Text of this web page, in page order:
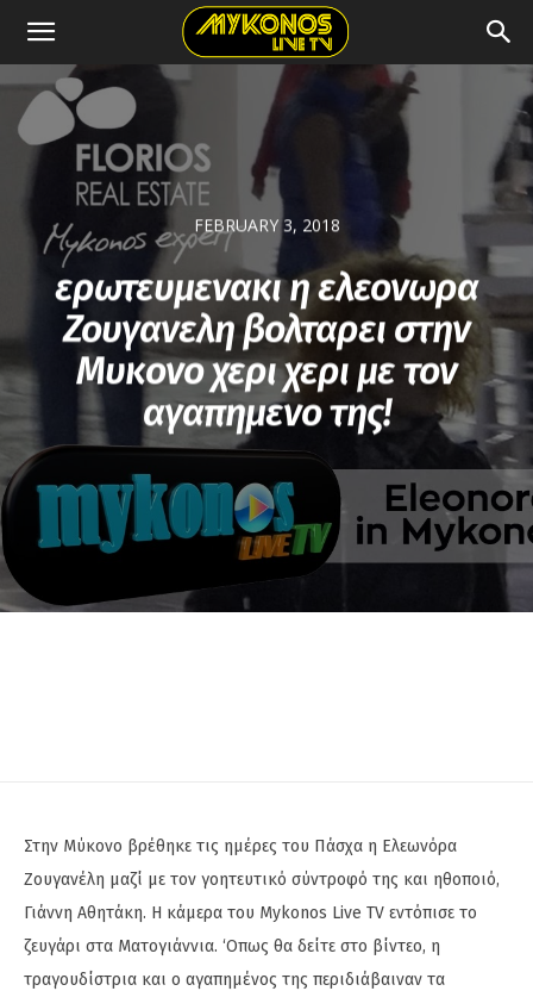
FEBRUARY 3, 2018
ερωτευμενακι η ελεονωρα
Ζουγανελη βολταρει στην
Μυκονο χερι χερι με τον
αγαπημενο της!
Στην Μύκονο βρέθηκε τις ημέρες του Πάσχα η Ελεωνόρα
Ζουγανέλη μαζί με τον γοητευτικό σύντροφό της και ηθοποιό,
Γιάννη Αθητάκη. Η κάμερα του Mykonos Live TV εντόπισε το
ζευγάρι στα Ματογιάννια. ‘Οπως θα δείτε στο βίντεο, η
τραγουδίστρια και ο αγαπημένος της περιδιάβαιναν τα